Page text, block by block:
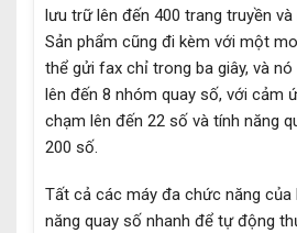
lưu trữ lên đến 400 trang truyền và
Sản phẩm cũng đi kèm với một
thể gửi fax chỉ trong ba giây, và
lên đến 8 nhóm quay số, với cảm
chạm lên đến 22 số và tính năng
200 số.
Tất cả các máy đa chức năng
năng quay số nhanh để tự động